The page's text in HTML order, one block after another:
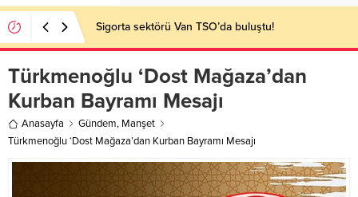
Sigorta sektörü Van TSO’da buluştu!
Türkmenoğlu ‘Dost Mağaza’dan
Kurban Bayramı Mesajı
Anasayfa Gündem, Manşet
Türkmenoğlu ‘Dost Mağaza’dan Kurban Bayramı Mesajı